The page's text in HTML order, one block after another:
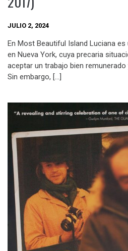
JULIO 2, 2024
En Most Beautiful Island Luciana
en Nueva York, cuya precaria
aceptar un trabajo bien
Sin embargo, […]